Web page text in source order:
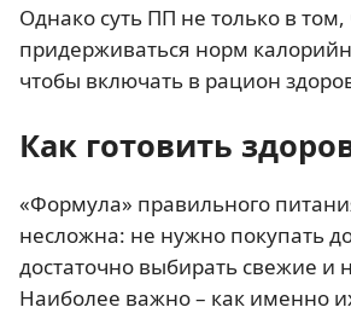
Однако суть ПП не только в
придерживаться норм
чтобы включать в рацион
Как готовить
«Формула» правильного
несложна: не нужно покупать
достаточно выбирать свежие и
Наиболее важно – как именно